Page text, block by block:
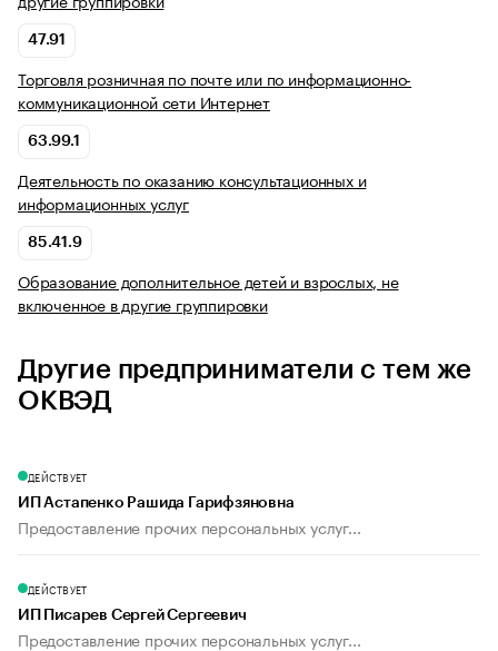
47.91
Торговля розничная по почте или по информационно-
коммуникационной сети Интернет
63.99.1
Деятельность по оказанию консультационных и
информационных услуг
85.41.9
Образование дополнительное детей и взрослых, не
включенное в другие группировки
Другие предприниматели с тем же
ОКВЭД
ДЕЙСТВУЕТ
ИП Астапенко Рашида Гарифзяновна
Предоставление прочих персональных услуг...
ДЕЙСТВУЕТ
ИП Писарев Сергей Сергеевич
Предоставление прочих персональных услуг...